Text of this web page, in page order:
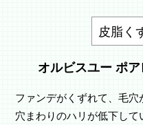
皮脂く
オルビスユー ポ
ファンデがくずれて、毛
穴まわりのハリが低下し